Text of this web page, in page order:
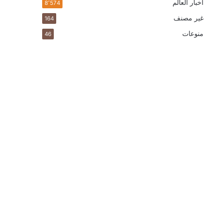
أخبار العالم 8٬574
غير مصنف 164
منوعات 46